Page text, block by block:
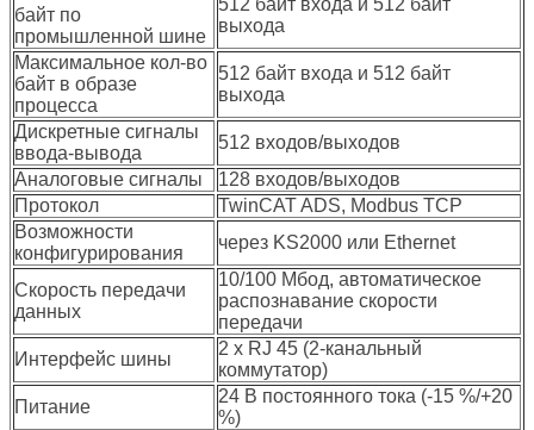
байт по
промышленной шине
512 байт входа и 512 байт
выхода
Максимальное кол-во
байт в образе
процесса
512 байт входa и 512 байт
выхода
Дискретные сигналы
ввода-вывода
512 входов/выходов
Аналоговые сигналы
128 входов/выходов
Протокол
TwinCAT ADS, Modbus TCP
Возможности
конфигурирования
через KS2000 или Ethernet
Скорость передачи
данных
10/100 Мбод, автоматическое
распознавание скорости
передачи
Интерфейс шины
2 x RJ 45 (2-канальный
коммутатор)
Питание
24 В постоянного тока (-15 %/+20
%)